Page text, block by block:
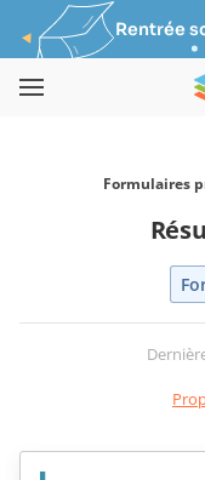
Rentrée
Formulaires